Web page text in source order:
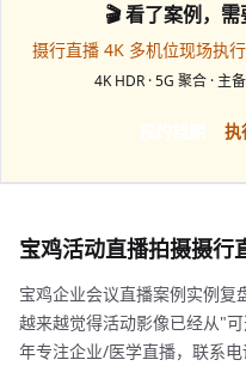
🎬 看了案例，
摄行直播 4K 多机位现场执
4K HDR · 5G 聚合 · 主
执
宝鸡活动直播拍摄摄行
宝鸡企业会议直播案例实例复
越来越觉得活动影像已经从"
年专注企业/医学直播，联系电